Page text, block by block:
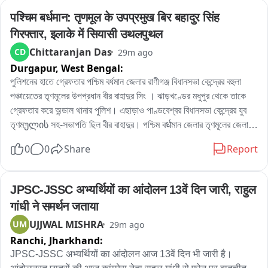
এলাকার বিজেপি কর্মী রোহিত দে জানান, এলাকাবাসীর অভিযোগের ভিত্তিতেই তাঁরা
পুরসভায় স্মারকলিপি জমা দিয়েছেন। তাঁর দাবি, নির্মাণসামগ্রী মাসের পর মাস রাস্তার
উপর পড়ে থাকায় রাস্তা কার্যত সরু হয়ে গিয়েছে। বর্ষাকালে বালি ও অন্যান্য সামগ্রী
নিকাশি ব্যবস্থা আটকে দিচ্ছে, ফলে জল জমার সমস্যাও বাড়ছে। রাতের অন্ধকারে
ভারী ডাম্পার ও লরিতে মালপত্র নামানোর ফলে রাস্তারও ক্ষতি হচ্ছে বলে অভিযোগ
করেন তিনি। প্রশাসনের তরফে প্রয়োজনীয় ব্যবস্থা নেওয়ার দাবি জানিয়ে তিনি
বলেন, আইনি পথেই এই সমস্যার সমাধান চান তাঁরা。
অন্যদিকে আর এক বিজেপি কর্মী অভিজিৎ বিশ্বাসের অভিযোগ, দীর্ঘদিন ধরে এই
পরিস্থিতি চললেও কোনও কার্যকর পদক্ষেপ নেওয়া হয়নি। তাঁর দাবি, নির্মাণস্থলে বড়
আশঙ্কা রয়েছে। নিত্যদিন ছোটখাটো দুর্ঘটনাও ঘটছে। 그는 অভিযোগ করেন,
দ্রুত ব্যবস্থা নিয়ে রাস্তা দখলমুক্ত ও নিরাপদ করার আবেদন জানান তিনি。
বিজেপির দাবি, রাস্তা থেকে অবিলম্বে নির্মাণসামগ্রী সরিয়ে স্বাভাবিক যান চলাচল
নিশ্চিত করতে হবে এবং ভবিষ্যতে যাতে জনসাধারণের ভোগান্তি না হয়, সে বিষয়ে
প্রশাসনকে কড়া নজরদারি করতে হবে。
সম্প্রতি পুর নগরোন্নয় দপ্তররে মন্ত্রী অগ্নিমিত্রা পাল দিয়েছেন নির্মান সামগ্রি
पश्चिम बर्धमान: तृणमूल के उपप्रमुख बिर बहादुर सिंह
गिरफ्तार, इलाके में सियासी उथलपुथल
CD Chittaranjan Das 29m ago
Durgapur, West Bengal:
পুলিশনের হাতে গ্রেফতার পশ্চিম বর্ধমান জেলার রাণীগঞ্জ বিধানসভা কেন্দ্রের বহুলা
পঞ্চায়েতের তৃণমূলের উপপ্রধান বীর বাহাদুর সিং । ঝাড়খণ্ডের মধুপুর থেকে তাকে
গ্রেফতার করে অন্ডাল থানার পুলিশ। এছাড়াও পাণ্ডবেশ্বর বিধানসভা কেন্দ্রের যুব
তৃণমულის সহ-সভাপতি ছিল বীর বাহাদুর। পশ্চিম বर्धমান জেলার তৃণমূলের জেলা
বলেও পরিচিত ছিল এই বীর বাহাদুর। এলাকায় সন্ত্রাস তোলাবাজি সহ একাধিক
0 0 Share Report
JPSC-JSSC अभ्यर्थियों का आंदोलन 13वें दिन जारी, राहुल
गांधी ने समर्थन जताया
UM UJJWAL MISHRA 29m ago
Ranchi, Jharkhand:
JPSC-JSSC अभ्यर्थियों का आंदोलन आज 13वें दिन भी जारी है।